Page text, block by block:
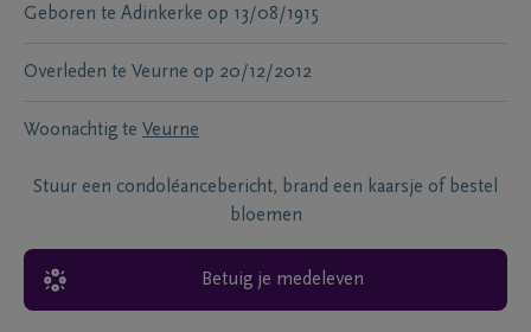
Geboren te Adinkerke op 13/08/1915
Overleden te Veurne op 20/12/2012
Woonachtig te Veurne
Stuur een condoléancebericht, brand een kaarsje of bestel
bloemen
Betuig je medeleven